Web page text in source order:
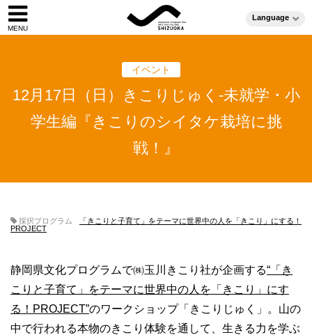
Language
イベント
12月17日（日）きこりじゅく-未就学・小
学生編『きこりのシイタケ栽培に挑
戦！』
採択プログラム
「きこりと子育て」をテーマに世界中の人を「きこり」にする！
PROJECT
静岡県文化プログラムで㈱玉川きこり社が企画する“「き
こりと子育て」をテーマに世界中の人を「きこり」にす
る！PROJECT”のワークショップ「きこりじゅく」。山の
中で行われる本物のきこり体験を通して、生きる力を学ぶ